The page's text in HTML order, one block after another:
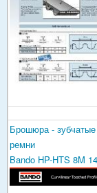
Брошюра - зубчатые
ремни
Bando HP-HTS 8M